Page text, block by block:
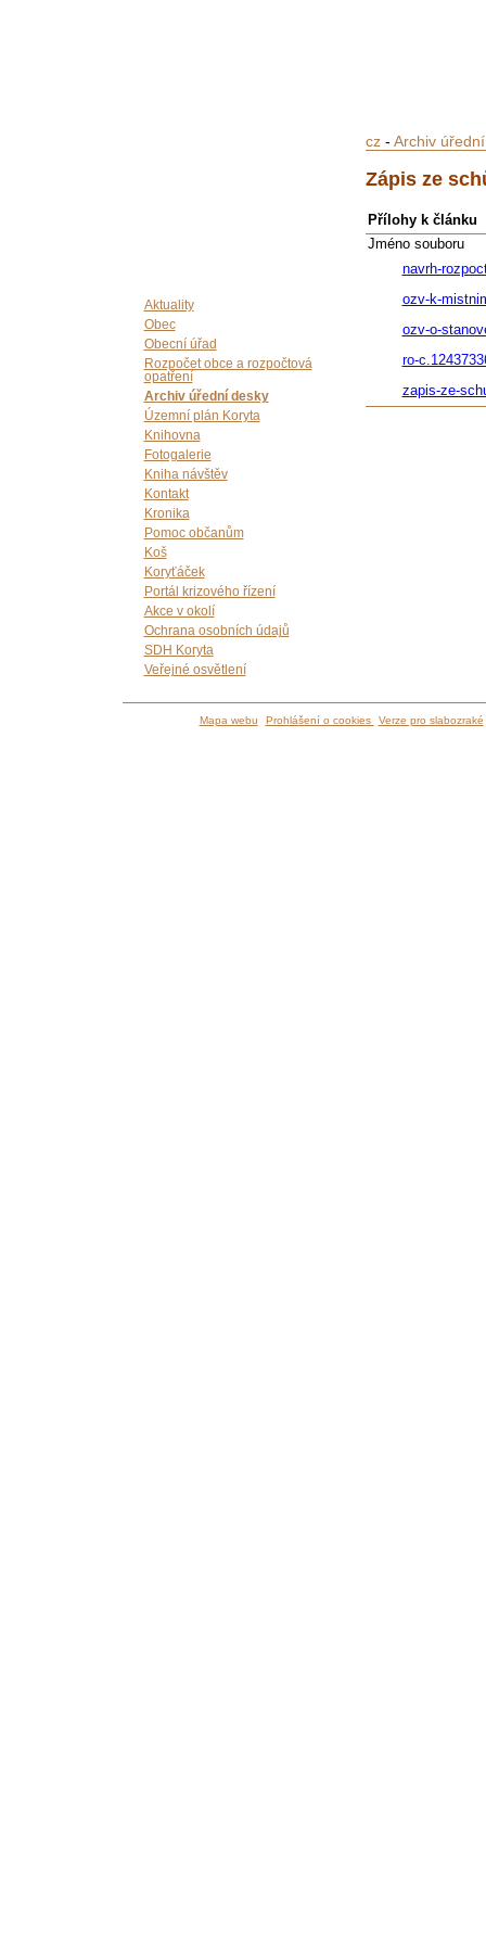
Aktuality
Obec
Obecní úřad
Rozpočet obce a rozpočtová
opatření
Archiv úřední desky
Územní plán Koryta
Knihovna
Fotogalerie
Kniha návštěv
Kontakt
Kronika
Pomoc občanům
Koš
Koryťáček
Portál krizového řízení
Akce v okolí
Ochrana osobních údajů
SDH Koryta
Veřejné osvětlení
cz- Archiv
Zápis ze
Přílohy k článku
Jméno souboru
navrh-
ozv-k-
ozv-o-
ro-
zapis-ze-
Mapa webu Prohlášení o cookies Verze pro slabozraké